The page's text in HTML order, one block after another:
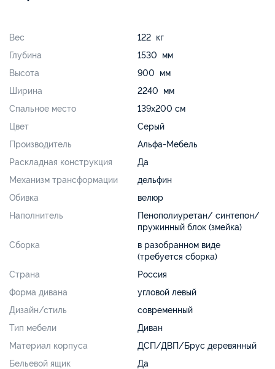
Вес
122 кг
Глубина
1530 мм
Высота
900 мм
Ширина
2240 мм
Спальное место
139х200 см
Цвет
Серый
Производитель
Альфа-Мебель
Раскладная конструкция
Да
Механизм трансформации
дельфин
Обивка
велюр
Наполнитель
Пенополиуретан/ синтепон/
пружинный блок (змейка)
Сборка
в разобранном виде
(требуется сборка)
Страна
Россия
Форма дивана
угловой левый
Дизайн/стиль
современный
Тип мебели
Диван
Материал корпуса
ДСП/ДВП/Брус деревянный
Бельевой ящик
Да